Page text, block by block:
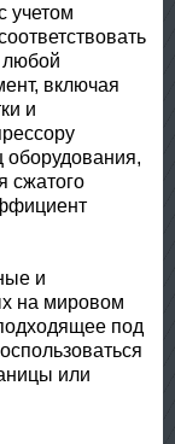
учетом
любой
включая
и
оборудования,
сжатого
и
на мировом
под
или